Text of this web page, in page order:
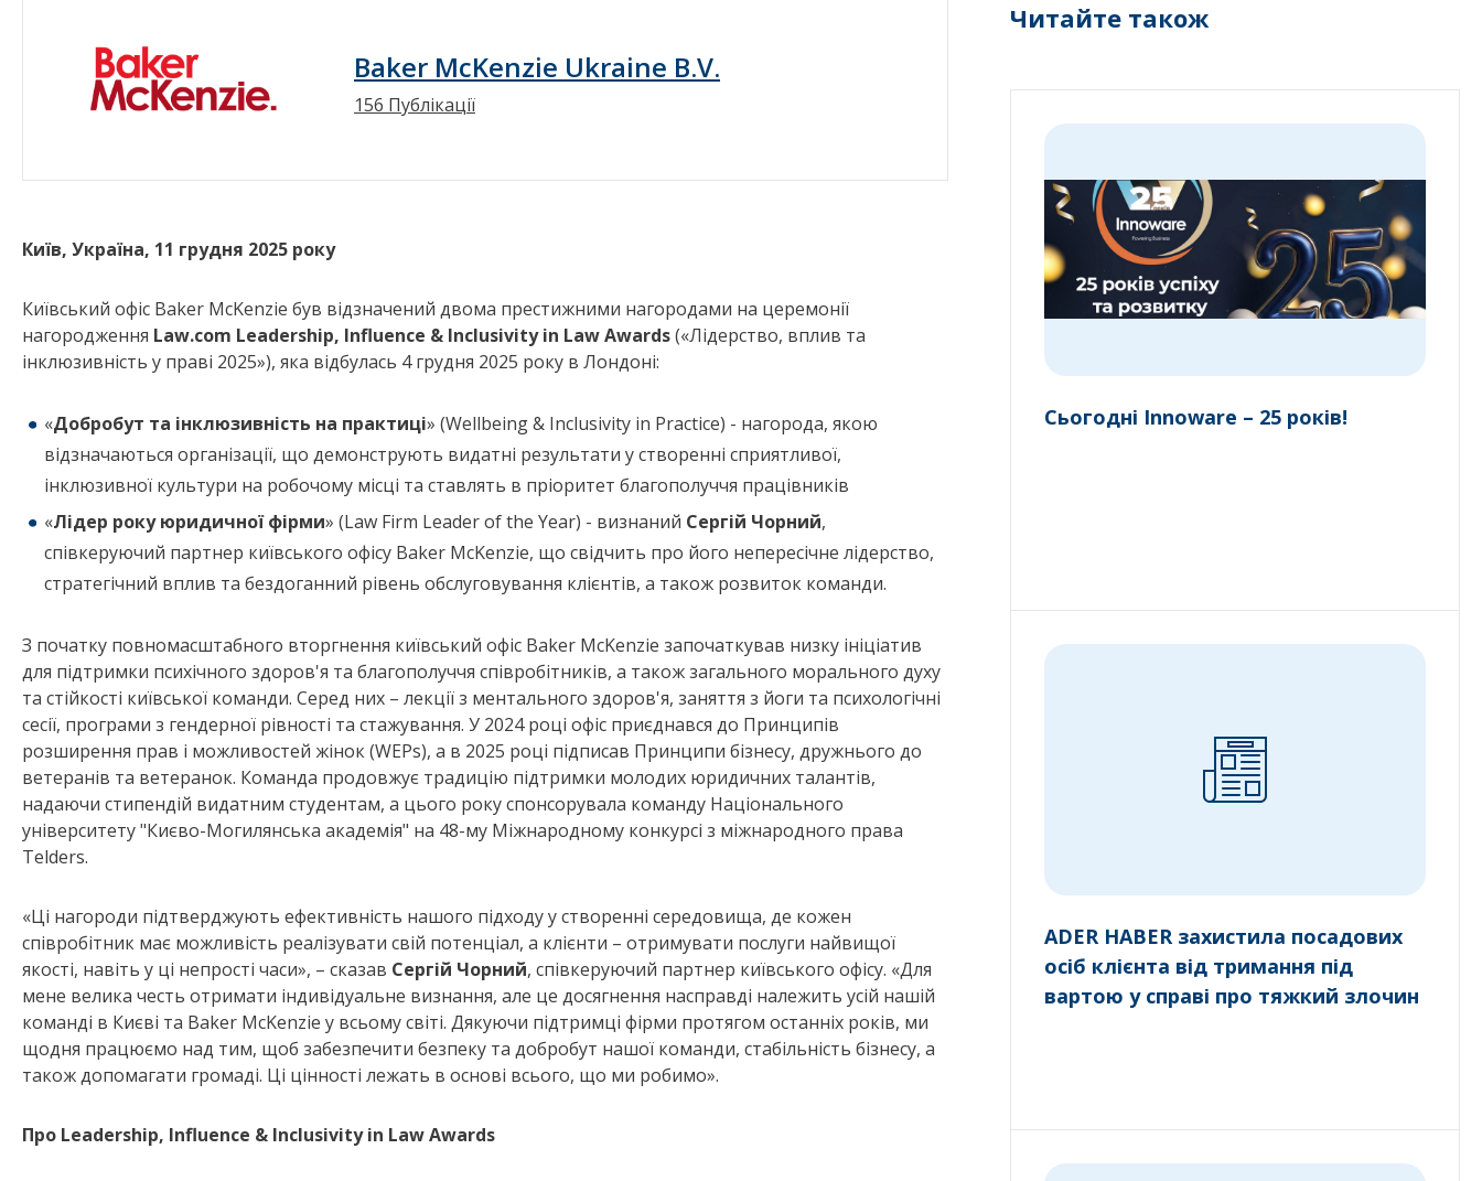
Baker McKenzie Ukraine B.V.
156 Публікації
Київ, Україна, 11 грудня 2025 року
Київський офіс Baker McKenzie був відзначений двома престижними нагородами на церемонії
нагородження Law.com Leadership, Influence & Inclusivity in Law Awards(«Лідерство, вплив та
інклюзивність у праві 2025»), яка відбулась 4 грудня 2025 року в Лондоні:
«Добробут та інклюзивність на практиці» (Wellbeing & Inclusivity in Practice) - нагорода, якою
відзначаються організації, що демонструють видатні результати у створенні сприятливої,
інклюзивної культури на робочому місці та ставлять в пріоритет благополуччя працівників
«Лідер року юридичної фірми» (Law Firm Leader of the Year) - визнаний Сергій Чорний,
співкеруючий партнер київського офісу Baker McKenzie, що свідчить про його непересічне лідерство,
стратегічний вплив та бездоганний рівень обслуговування клієнтів, а також розвиток команди.
З початку повномасштабного вторгнення київський офіс Baker McKenzie започаткував низку ініціатив
для підтримки психічного здоров'я та благополуччя співробітників, а також загального морального духу
та стійкості київської команди. Серед них – лекції з ментального здоров'я, заняття з йоги та психологічні
сесії, програми з гендерної рівності та стажування. У 2024 році офіс приєднався до Принципів
розширення прав і можливостей жінок (WEPs), а в 2025 році підписав Принципи бізнесу, дружнього до
ветеранів та ветеранок. Команда продовжує традицію підтримки молодих юридичних талантів,
надаючи стипендій видатним студентам, а цього року спонсорувала команду Національного
університету "Києво-Могилянська академія" на 48-му Міжнародному конкурсі з міжнародного права
Telders.
«Ці нагороди підтверджують ефективність нашого підходу у створенні середовища, де кожен
співробітник має можливість реалізувати свій потенціал, а клієнти – отримувати послуги найвищої
якості, навіть у ці непрості часи», – сказав Сергій Чорний, співкеруючий партнер київського офісу. «Для
мене велика честь отримати індивідуальне визнання, але це досягнення насправді належить усій нашій
команді в Києві та Baker McKenzie у всьому світі. Дякуючи підтримці фірми протягом останніх років, ми
щодня працюємо над тим, щоб забезпечити безпеку та добробут нашої команди, стабільність бізнесу, а
також допомагати громаді. Ці цінності лежать в основі всього, що ми робимо».
Про Leadership, Influence & Inclusivity in Law Awards
Читайте також
Сьогодні Innoware – 25 років!
ADER HABER захистила посадових
осіб клієнта від тримання під
вартою у справі про тяжкий злочин